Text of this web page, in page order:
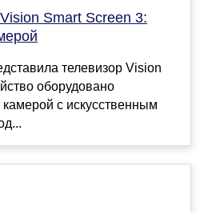
Smart Screen 3:
телевизор Vision
оборудовано
камерой с искусственным